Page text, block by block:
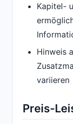
Kapitel-
Hinweis
variieren
Preis-